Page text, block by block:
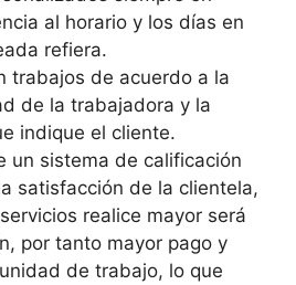
al horario y los días en
refiera.
trabajos de acuerdo a la
de la trabajadora y la
indique el cliente.
un sistema de calificación
satisfacción de la clientela,
realice mayor será
por tanto mayor pago y
de trabajo, lo que